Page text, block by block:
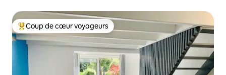
Coups de cœur voyageurs les plus appréciés
Coup de cœur voyageurs